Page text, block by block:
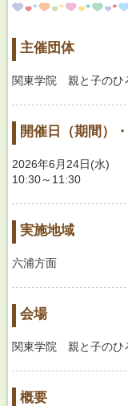
主催団体
関東学院 親と子の
開催日（期間）
2026年6月24日(水)
10:30～11:30
実施地域
六浦方面
会場
関東学院 親と子のひ
概要